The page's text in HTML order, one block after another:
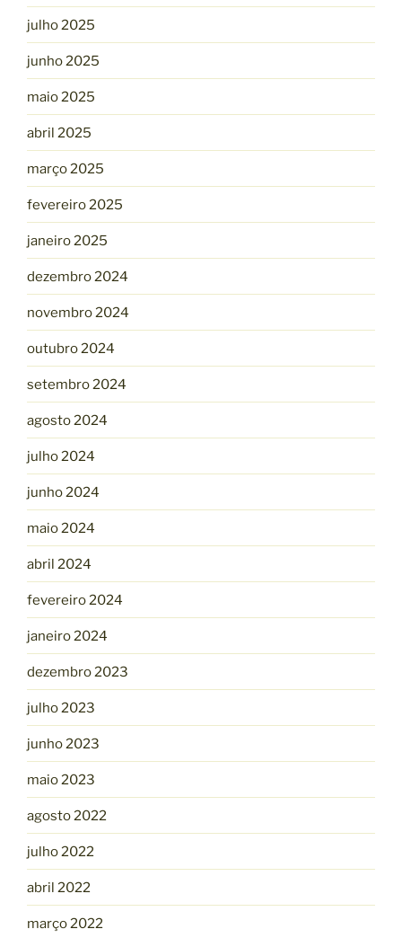
julho 2025
junho 2025
maio 2025
abril 2025
março 2025
fevereiro 2025
janeiro 2025
dezembro 2024
novembro 2024
outubro 2024
setembro 2024
agosto 2024
julho 2024
junho 2024
maio 2024
abril 2024
fevereiro 2024
janeiro 2024
dezembro 2023
julho 2023
junho 2023
maio 2023
agosto 2022
julho 2022
abril 2022
março 2022